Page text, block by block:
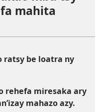
mahita
ratsy be loatra ny
rehefa miresaka ary
mahazo azy.